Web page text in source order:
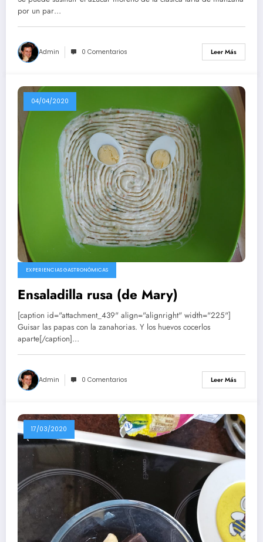
por un par…
Admin 0 Comentarios Leer Más
04/04/2020
EXPERIENCIAS GASTRONÓMICAS
Ensaladilla rusa (de Mary)
[caption id="attachment_439" align="alignright" width="225"]
Guisar las papas con la zanahorias. Y los huevos cocerlos
aparte[/caption]…
Admin 0 Comentarios Leer Más
17/03/2020